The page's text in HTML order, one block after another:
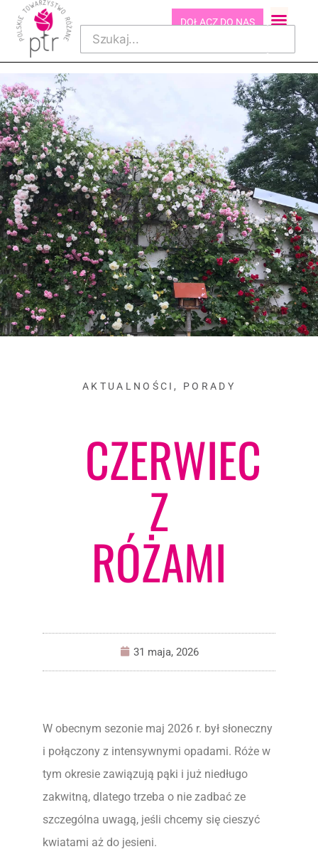
DOŁĄCZ DO NAS
AKTUALNOŚCI , PORADY
CZERWIEC
Z
RÓŻAMI
31 maja, 2026
W obecnym sezonie maj 2026 r. był słoneczny
i połączony z intensywnymi opadami. Róże w
tym okresie zawiązują pąki i już niedługo
zakwitną, dlatego trzeba o nie zadbać ze
szczególna uwagą, jeśli chcemy się cieszyć
kwiatami aż do jesieni.